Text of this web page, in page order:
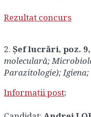
Rezultat concurs
2. Șef lucrări, poz. 9,
moleculară;
Parazitologie); Igiena;
Informații post;